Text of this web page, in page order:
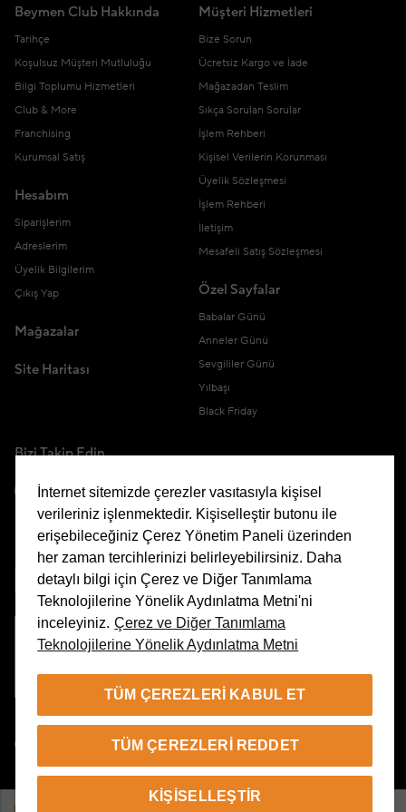
Beymen Club Hakkında
Tarihçe
Koşulsuz Müşteri Mutluluğu
Bilgi Toplumu Hizmetleri
Club & More
Franchising
Kurumsal Satış
Hesabım
Siparişlerim
Adreslerim
Üyelik Bilgilerim
Çıkış Yap
Mağazalar
Site Haritası
Müşteri Hizmetleri
Bize Sorun
Ücretsiz Kargo ve İade
Mağazadan Teslim
Sıkça Sorulan Sorular
İşlem Rehberi
Kişisel Verilerin Korunması
Üyelik Sözleşmesi
İşlem Rehberi
İletişim
Mesafeli Satış Sözleşmesi
Özel Sayfalar
Babalar Günü
Anneler Günü
Sevgililer Günü
Yılbaşı
Black Friday
Bizi Takip Edin
Uygulamamızı İndirin
© 2026 Beymen Tüm Hakları Saklıdır
İnternet sitemizde çerezler vasıtasıyla kişisel
verileriniz işlenmektedir. Kişiselleştir butonu ile
erişebileceğiniz Çerez Yönetim Paneli üzerinden
her zaman tercihlerinizi belirleyebilirsiniz. Daha
detaylı bilgi için Çerez ve Diğer Tanımlama
Teknolojilerine Yönelik Aydınlatma Metni'ni
inceleyiniz. Çerez ve Diğer Tanımlama
Teknolojilerine Yönelik Aydınlatma Metni
TÜM ÇEREZLERI KABUL ET
TÜM ÇEREZLERI REDDET
KIŞISELLEŞTIR